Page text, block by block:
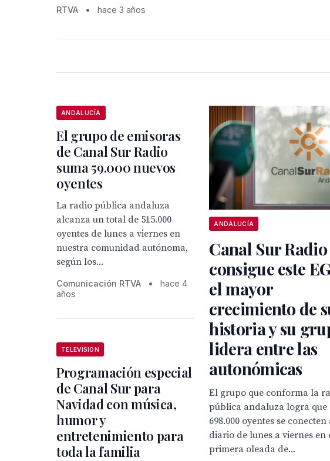
RTVA • hace 3 años
ANDALUCÍA
El grupo de emisoras
de Canal Sur Radio
suma 59.000 nuevos
oyentes
La radio pública andaluza
alcanza un total de 515.000
oyentes de lunes a viernes en
nuestra comunidad autónoma,
según los...
Comunicación RTVA •
hace 4
años
ANDALUCÍA
Canal Sur Radio
consigue este
el mayor
crecimiento de
historia y su
lidera entre las
autonómicas
El grupo que conforma la
pública andaluza logra que
698.000 oyentes se conecten
diario de lunes a viernes en
primera oleada de...
TELEVISION
Programación especial
de Canal Sur para
Navidad con música,
humor y
entretenimiento para
toda la familia